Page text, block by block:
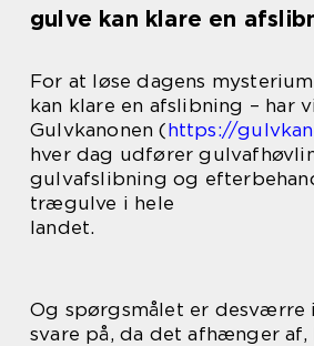
gulve kan klare en
For at løse dagens
kan klare en afslibning – har
Gulvkanonen (https://
hver dag udfører
gulvafslibning og
trægulve i hele
landet.
Og spørgsmålet er desværre
svare på, da det afhænger af,